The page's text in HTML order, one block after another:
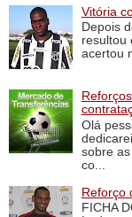
Vitória
Depois
resultou
acertou
Olá
sobre
co...
Reforço
FICHA